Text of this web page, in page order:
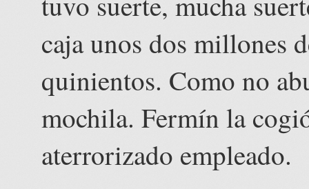
caja unos dos millones
quinientos. Como no
mochila. Fermín la
aterrorizado empleado.